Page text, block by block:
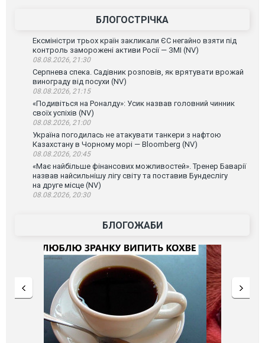
БЛОГОСТРІЧКА
Ексміністри трьох країн закликали ЄС негайно взяти під
контроль заморожені активи Росії — ЗМІ (NV)
08.08.2026, 21:30
Серпнева спека. Садівник розповів, як врятувати врожай
винограду від посухи (NV)
08.08.2026, 21:15
«Подивіться на Роналду»: Усик назвав головний чинник
своїх успіхів (NV)
08.08.2026, 21:00
Україна погодилась не атакувати танкери з нафтою
Казахстану в Чорному морі — Bloomberg (NV)
08.08.2026, 20:45
«Має найбільше фінансових можливостей». Тренер Баварії
назвав найсильнішу лігу світу та поставив Бундеслігу
на друге місце (NV)
08.08.2026, 20:30
БЛОГОЖАБИ